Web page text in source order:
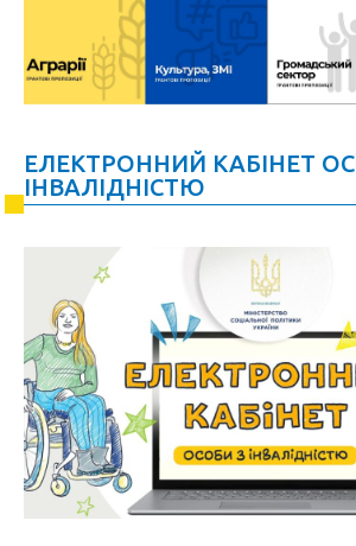
ЕЛЕКТРОННИЙ КАБІНЕТ
ІНВАЛІДНІСТЮ